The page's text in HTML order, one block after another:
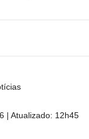
| Atualizado: 12h45